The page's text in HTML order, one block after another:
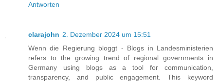
Antworten
clarajohn 2. Dezember 2024 um 15:51
Wenn die Regierung bloggt - Blogs in Landesministerien
refers to the growing trend of regional governments in
Germany using blogs as a tool for communication,
transparency, and public engagement. This keyword